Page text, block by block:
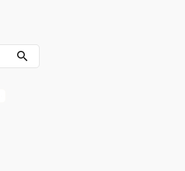
search